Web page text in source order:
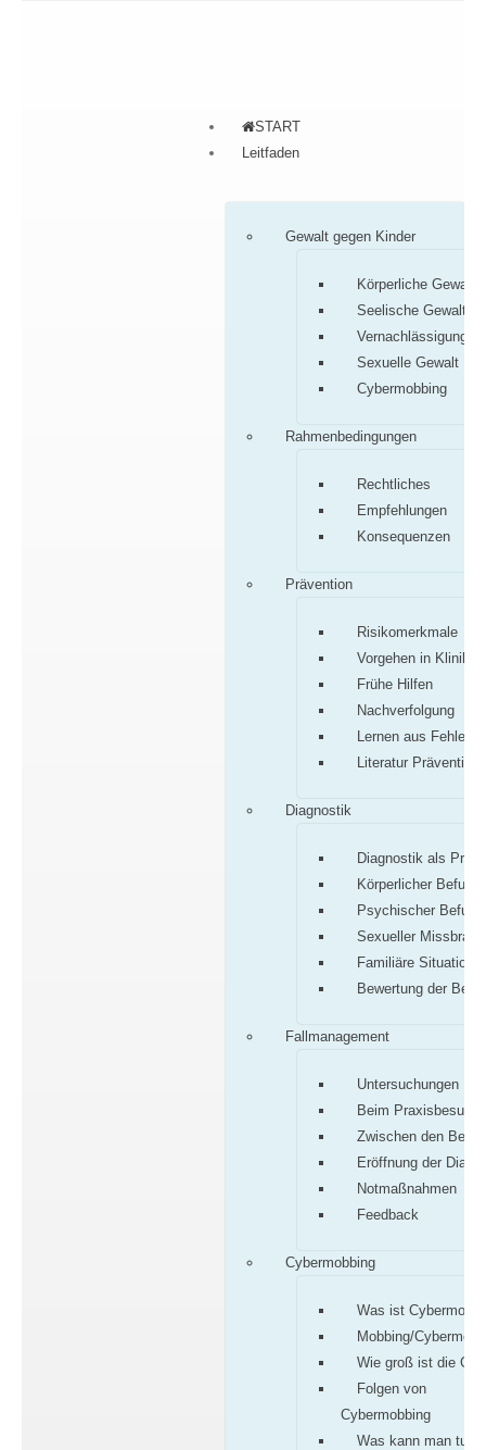
START
Leitfaden
Gewalt gegen Kinder
Körperliche Gewalt
Seelische Gewalt
Vernachlässigung
Sexuelle Gewalt
Cybermobbing
Rahmenbedingungen
Rechtliches
Empfehlungen
Konsequenzen
Prävention
Risikomerkmale
Vorgehen in Klinik/
Frühe Hilfen
Nachverfolgung
Lernen aus Fehlern
Literatur Prävention
Diagnostik
Diagnostik als
Körperlicher Befund
Psychischer Befund
Sexueller
Familiäre Situation
Bewertung der
Fallmanagement
Untersuchungen
Beim Praxisbesuch
Zwischen den
Eröffnung der
Notmaßnahmen
Feedback
Cybermobbing
Was ist
Mobbing/
Wie groß ist die
Folgen von
Cybermobbing
Was kann man tun?